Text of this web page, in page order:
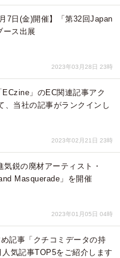
7日(金)開催】「第32回Japan
ース出展
2023年03月28日 23時
」のEC関連記事アク
、当社の記事がランクインし
2023年02月21日 23時
鋭の廃材アーティスト・
Masquerade」を開催
2023年01月05日 04時
記事「クチコミデータの持
気記事TOP5をご紹介します